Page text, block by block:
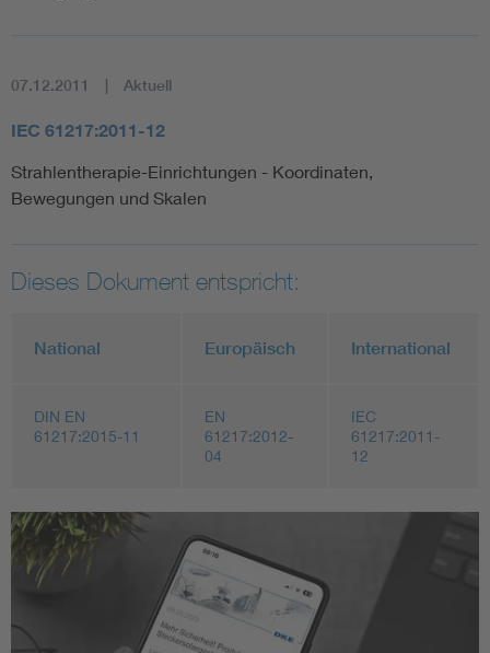
07.12.2011 Aktuell
IEC 61217:2011-12
Strahlentherapie-Einrichtungen - Koordinaten,
Bewegungen und Skalen
Dieses Dokument entspricht:
National Europäisch International
DIN EN
61217:2015-11
EN
61217:2012-
04
IEC
61217:2011-
12